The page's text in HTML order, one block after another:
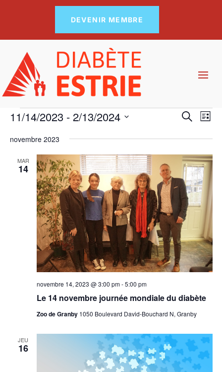
DEVENIR MEMBRE
Évènements
de
vues
de
Liste
11/14/2023 - 2/13/2024
date.
novembre 2023
MAR
14
Le 14 novembre journée mondiale du diabète
novembre 14, 2023 @ 3:00 pm-5:00 pm
Zoo de Granby 1050 Boulevard David-Bouchard N, Granby
JEU
16